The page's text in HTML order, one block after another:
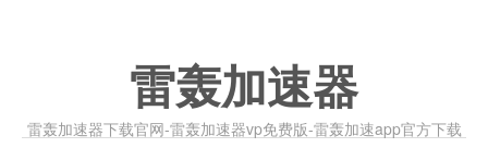
雷轰加速器
雷轰加速器下载官网-雷轰加速器vp免费版-雷轰加速app官方下载